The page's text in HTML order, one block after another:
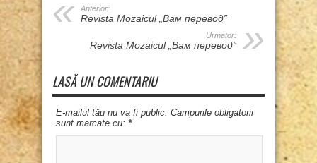
Anterior:
Revista Mozaicul „Вам перевод”
Urmator:
Revista Mozaicul „Вам перевод”
LASĂ UN COMENTARIU
E-mailul tău nu va fi public. Campurile obligatorii
sunt marcate cu: *